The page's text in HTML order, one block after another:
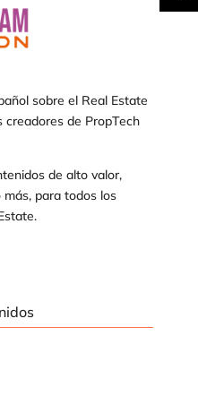
sobre el Real Estate
creadores de PropTech
de alto valor,
para todos los